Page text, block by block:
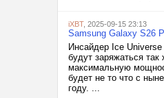
iXBT, 2025-09-15 23:13
Samsung Galaxy S26
Инсайдер Ice
будут заряжаться
максимальную
будет не то что с
году. ...